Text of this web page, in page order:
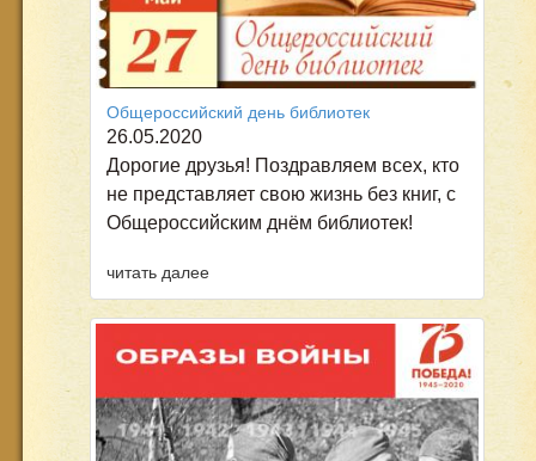
Общероссийский день библиотек
26.05.2020
Дорогие друзья! Поздравляем всех, кто
не представляет свою жизнь без книг, с
Общероссийским днём библиотек!
читать далее